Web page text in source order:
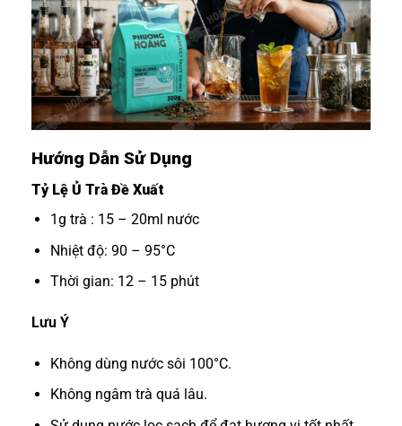
Hướng Dẫn Sử Dụng
Tỷ Lệ Ủ Trà Đề Xuất
1g trà : 15 – 20ml nước
Nhiệt độ: 90 – 95°C
Thời gian: 12 – 15 phút
Lưu Ý
Không dùng nước sôi 100°C.
Không ngâm trà quá lâu.